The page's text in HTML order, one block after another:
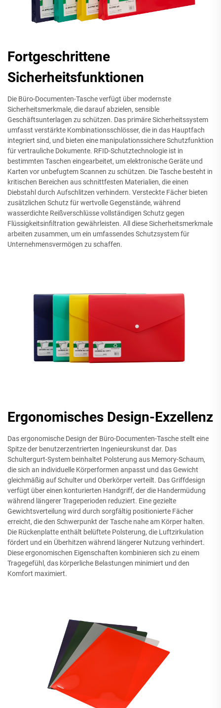
Fortgeschrittene
Sicherheitsfunktionen
Die Büro-Documenten-Tasche verfügt über modernste
Sicherheitsmerkmale, die darauf abzielen, sensible
Geschäftsunterlagen zu schützen. Das primäre Sicherheitssystem
umfasst verstärkte Kombinationsschlösser, die in das Hauptfach
integriert sind, und bieten eine manipulationssichere Schutzfunktion
für vertrauliche Dokumente. RFID-Schutztechnologie ist in
bestimmten Taschen eingearbeitet, um elektronische Geräte und
Karten vor unbefugtem Scannen zu schützen. Die Tasche besteht in
kritischen Bereichen aus schnittfesten Materialien, die einen
Diebstahl durch Aufschlitzen verhindern. Versteckte Fächer bieten
zusätzlichen Schutz für wertvolle Gegenstände, während
wasserdichte Reißverschlüsse vollständigen Schutz gegen
Flüssigkeitsinfiltration gewährleisten. All diese Sicherheitsmerkmale
arbeiten zusammen, um ein umfassendes Schutzsystem für
Unternehmensvermögen zu schaffen.
Ergonomisches Design-Exzellenz
Das ergonomische Design der Büro-Documenten-Tasche stellt eine
Spitze der benutzerzentrierten Ingenieurskunst dar. Das
Schultergurt-System beinhaltet Polsterung aus Memory-Schaum,
die sich an individuelle Körperformen anpasst und das Gewicht
gleichmäßig auf Schulter und Oberkörper verteilt. Das Griffdesign
verfügt über einen konturierten Handgriff, der die Handermüdung
während längerer Trageperioden reduziert. Eine gezielte
Gewichtsverteilung wird durch sorgfältig positionierte Fächer
erreicht, die den Schwerpunkt der Tasche nahe am Körper halten.
Die Rückenplatte enthält belüftete Polsterung, die Luftzirkulation
fördert und ein Überhitzen während längerer Nutzung verhindert.
Diese ergonomischen Eigenschaften kombinieren sich zu einem
Tragegefühl, das körperliche Belastungen minimiert und den
Komfort maximiert.